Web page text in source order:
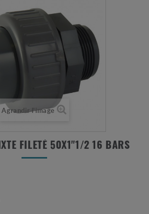
Agrandir l'image
FILETÉ 50X1"1/2 16 BARS